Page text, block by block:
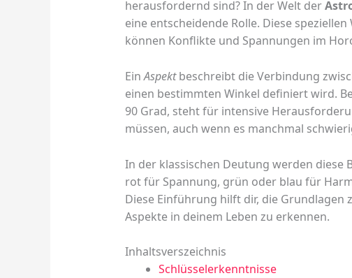
herausfordernd sind? In der Welt der
eine entscheidende Rolle. Diese
können Konflikte und Spannungen im
EinAspektbeschreibt die Verbindung
einen bestimmten Winkel definiert wird.
90 Grad, steht für intensive
müssen, auch wenn es manchmal
In der klassischen Deutung werden diese
rot für Spannung, grün oder blau für
Diese Einführung hilft dir, die Grundlagen
Aspekte in deinem Leben zu erkennen.
Inhaltsverszeichnis
Schlüsselerkenntnisse